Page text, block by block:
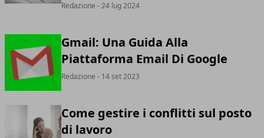
Redazione - 24 lug 2024
Gmail: Una Guida Alla
Piattaforma Email Di Google
Redazione - 14 set 2023
Come gestire i conflitti sul posto
di lavoro